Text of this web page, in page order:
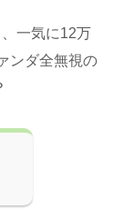
一気に12万
ンダ全無視の